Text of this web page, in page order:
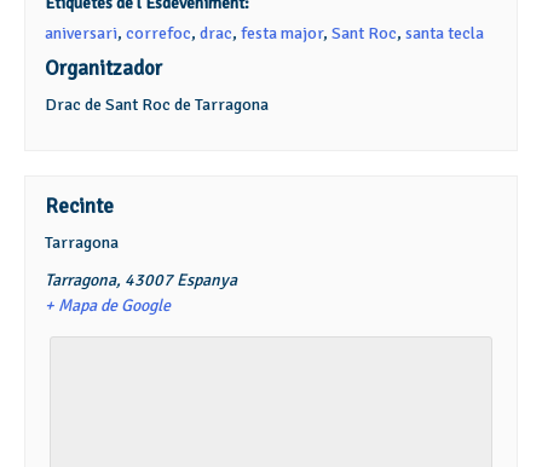
aniversari,correfoc,drac,festa major,Sant Roc,santa tecla
Organitzador
Drac de Sant Roc de Tarragona
Recinte
Tarragona
Tarragona, 43007Espanya
+ Mapa de Google